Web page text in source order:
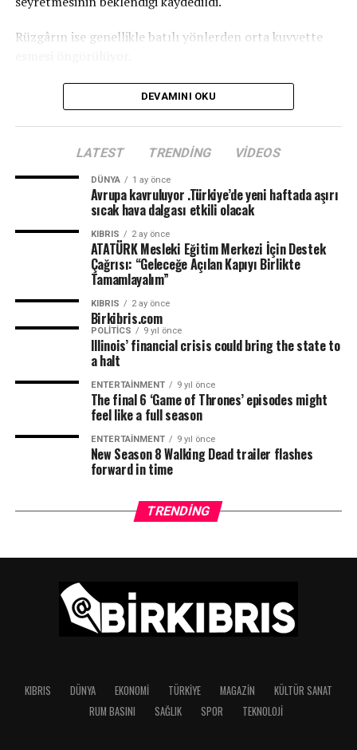
gençlerin istihdam olanaklarını artırması hedefleniyor.
Rüzgârın ise genellikle batılı yönlerden orta kuvvette
DEVAMINI OKU
LATEST TRENDING VIDEOS
DÜNYA 1 ay önce
Avrupa kavruluyor .Türkiye’de yeni haftada aşırı
sıcak hava dalgası etkili olacak
KIBRIS 2 ay önce
ATATÜRK Mesleki Eğitim Merkezi İçin Destek
Çağrısı: “Geleceğe Açılan Kapıyı Birlikte
Tamamlayalım”
KIBRIS 2 ay önce
Birkibris.com
POLITICS 9 yıl önce
Illinois’ financial crisis could bring the state to
a halt
ENTERTAINMENT 9 yıl önce
The final 6 ‘Game of Thrones’ episodes might
feel like a full season
ENTERTAINMENT 9 yıl önce
New Season 8 Walking Dead trailer flashes
forward in time
TRENDING
KIBRIS DÜNYA EKONOMI TÜRKIYE MAGAZIN
KÜLTÜR SANAT
RUM BASINI
SAĞLIK SPOR TEKNOLOJI